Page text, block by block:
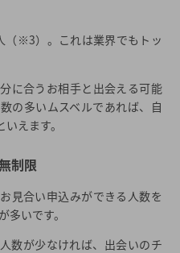
（※3）。これは業界でもトッ
に合うお相手と出会える可能
の多いムスベルであれば、自
えます。
制限
見合い申込みができる人数を
多いです。
数が少なければ、出会いのチ